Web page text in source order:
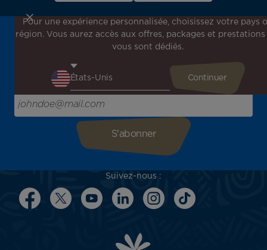
Inscrivez-vous à notre newsletter !
Recevez en avant-première toutes nos offres spéciales et
l'inspiration pour votre prochain voyage !
Saisissez votre adresse e-mail ici
Suivez-nous :
Pour une expérience personnalisée, choisissez votre pays
région. Vous aurez accès aux offres, packages et prestations
vous sont dédiés.